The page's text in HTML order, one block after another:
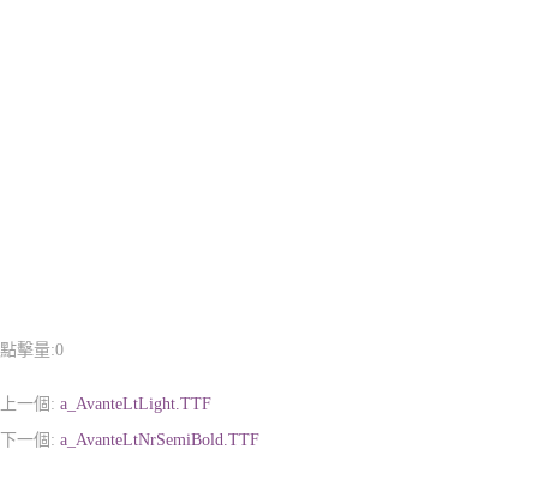
點擊量:0
上一個: a_AvanteLtLight.TTF
下一個: a_AvanteLtNrSemiBold.TTF